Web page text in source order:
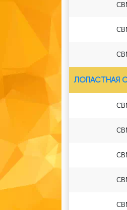
ЛОПАСТНАЯ